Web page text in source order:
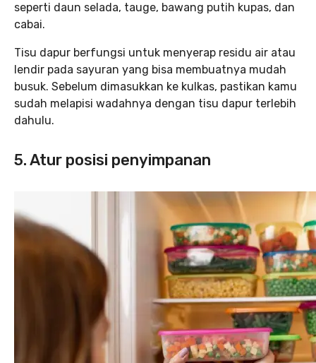
seperti daun selada, tauge, bawang putih kupas, dan
cabai.
Tisu dapur berfungsi untuk menyerap residu air atau
lendir pada sayuran yang bisa membuatnya mudah
busuk. Sebelum dimasukkan ke kulkas, pastikan kamu
sudah melapisi wadahnya dengan tisu dapur terlebih
dahulu.
5. Atur posisi penyimpanan